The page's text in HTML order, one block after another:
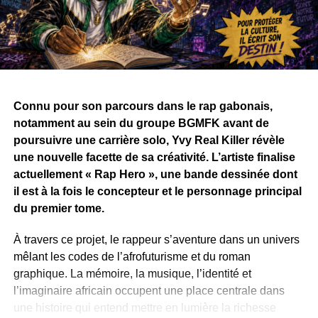
Connu pour son parcours dans le rap gabonais,
notamment au sein du groupe BGMFK avant de
poursuivre une carrière solo, Yvy Real Killer révèle
une nouvelle facette de sa créativité. L’artiste finalise
actuellement « Rap Hero », une bande dessinée dont
il est à la fois le concepteur et le personnage principal
du premier tome.
À travers ce projet, le rappeur s’aventure dans un univers
mêlant les codes de l’afrofuturisme et du roman
graphique. La mémoire, la musique, l’identité et
l’imaginaire africain occupent une place centrale dans
une histoire qui entend mettre en lumière la richesse